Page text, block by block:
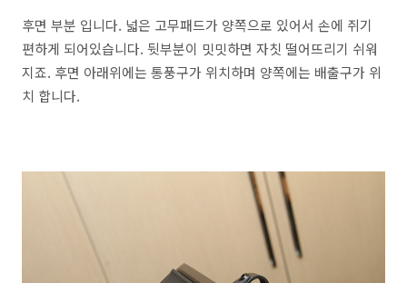
후면 부분 입니다. 넓은 고무패드가 양쪽으로 있어서 손에 쥐기
편하게 되어있습니다. 뒷부분이 밋밋하면 자칫 떨어뜨리기 쉬워
지죠. 후면 아래위에는 통풍구가 위치하며 양쪽에는 배출구가 위
치 합니다.